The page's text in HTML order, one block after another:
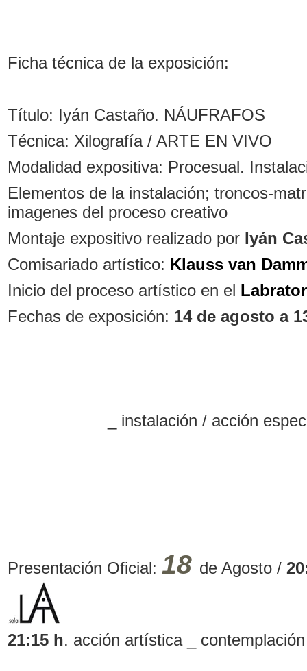
Ficha técnica de la exposición:
Título: Iyán Castaño. NÁUFRAFOS
Técnica: Xilografía / ARTE EN VIVO
Modalidad expositiva: Procesual.
Elementos de la instalación; troncos-
imagenes del proceso creativo
Montaje expositivo realizado por Iyán
Comisariado artístico: Klauss van
Inicio del proceso artístico en el
Fechas de exposición: 14 de agosto a
_ instalación / acción
Presentación Oficial: 18 de Agosto /
21:15 h. acción artística _